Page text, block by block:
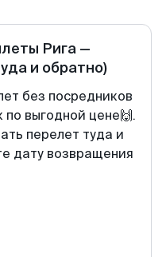
Рига —
и обратно)
без посредников
по выгодной цене🙌.
перелет туда и
дату возвращения